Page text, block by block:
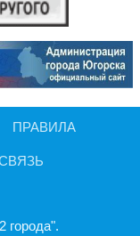
ПРАВИЛА
города".